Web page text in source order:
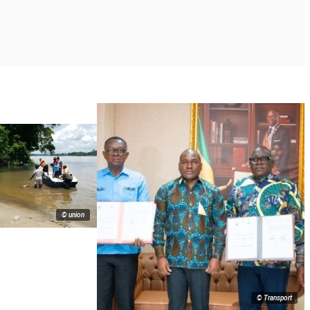
© Transport
© union